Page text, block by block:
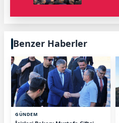
Benzer Haberler
GÜNDEM